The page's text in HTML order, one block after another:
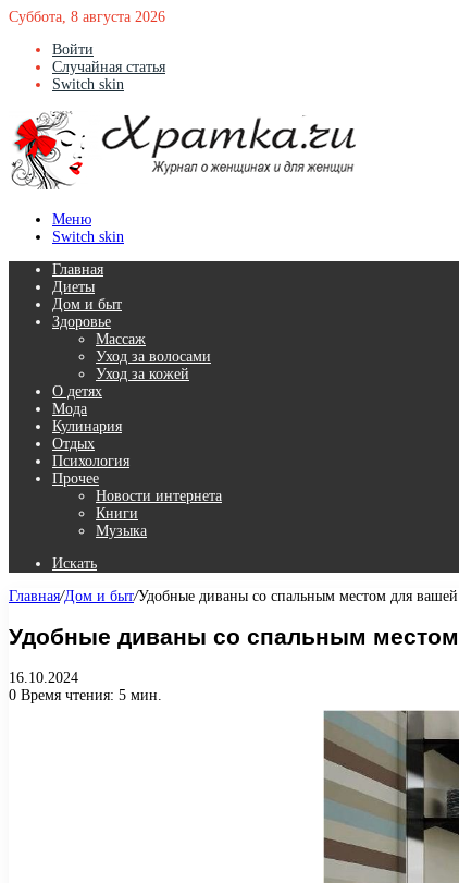
Суббота, 8 августа 2026
Войти
Случайная статья
Switch skin
Меню
Switch skin
Главная
Диеты
Дом и быт
Здоровье
Массаж
Уход за волосами
Уход за кожей
О детях
Мода
Кулинария
Отдых
Психология
Прочее
Новости интернета
Книги
Музыка
Искать
Главная/Дом и быт/Удобные диваны со спальным местом для
Удобные диваны со спальным
16.10.2024
0 Время чтения: 5 мин.